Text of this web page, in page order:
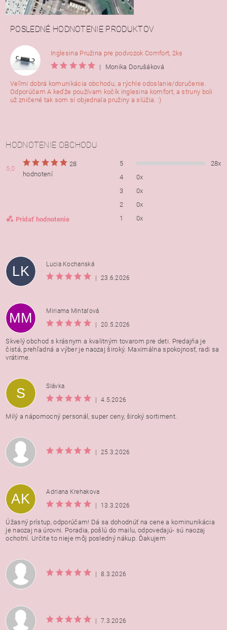
POSLEDNÉ HODNOTENIE PRODUKTOV
Inglesina Pružina pre podvozok Comfort, 2ks
|
Monika Dorušáková
Veľmi dobrá komunikácia obchodu, a rýchle odoslanie/doručenie.
Odporúčam A keďže používam kočík inglesina komfort, a struny boli
už zničené tak som si objednala pružiny a slúžia. :)
HODNOTENIE OBCHODU
5,0
28
hodnotení
Pridať hodnotenie
5
28x
4
0x
3
0x
2
0x
1
0x
Vložením hodnotenie súhlasíte s
osobných údajov
LK
Lucia Kochanská
|
23.6.2026
MM
Miriama Mintaľová
|
20.5.2026
Skvelý obchod s krásnym a kvalitným tovarom pre deti. Predajňa je
čistá, prehľadná a výber je naozaj široký. Maximálna spokojnosť, radi sa
vrátime.
S
Slávka
|
4.5.2026
Milý a nápomocný personál, super ceny, široký sortiment.
| 25.3.2026
AK
Adriana Krehakova
|
13.3.2026
Úžasný prístup, odporúčam! Dá sa dohodnúť na cene a kominunikácia
je naozaj na úrovni. Poradia, pošlú do mailu, odpovedajú- sú naozaj
ochotní. Určite to nieje môj posledný nákup. Ďakujem
| 8.3.2026
| 7.3.2026